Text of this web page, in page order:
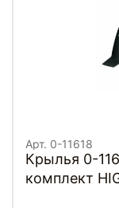
Арт. 0-11618
Крылья 0-
комплект